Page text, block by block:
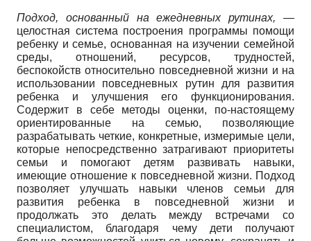
Подход, основанный на ежедневных ру­тинах, —
целостная система построения программы помощи
ребенку и семье, основанная на изучении семейной
среды, отношений, ресурсов, трудностей,
беспокойств относительно повседневной жизни и на
использовании повседневных рутин для развития
ребенка и улучшения его функционирования.
Содержит в себе методы оценки, по-настоящему
ориентированные на семью, позволяющие
разрабатывать четкие, конкретные, измеримые цели,
которые непосредственно затрагивают приоритеты
семьи и помогают детям развивать навыки,
имеющие отношение к повседневной жизни. Подход
позволяет улучшать навыки членов семьи для
развития ребенка в повседневной жизни и
продолжать это делать между встречами со
специалистом, благодаря чему дети получают